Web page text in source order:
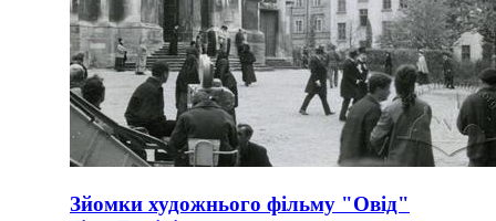
Зйомки художнього фільму "Овід"